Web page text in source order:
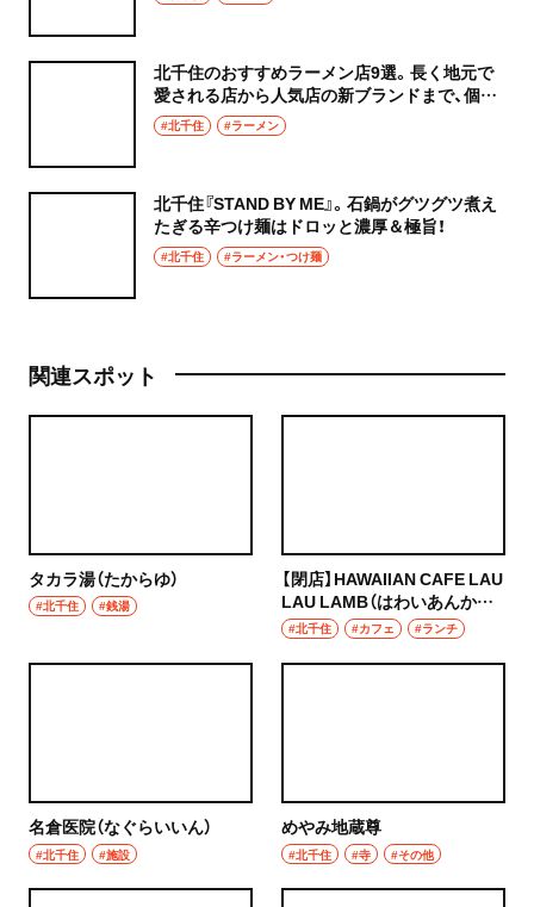
北千住のおすすめラーメン店9選。長く地元で
愛される店から人気店の新ブランドまで、個性
豊かな店が勢揃い！
#北千住 #ラーメン
北千住『STAND BY ME』。石鍋がグツグツ煮え
たぎる辛つけ麺はドロッと濃厚＆極旨！
#北千住 #ラーメン・つけ麺
関連スポット
タカラ湯（たからゆ）
#北千住 #銭湯
【閉店】HAWAIIAN CAFE LAU
LAU LAMB（はわいあんかふ
ぇ らう らう らむ）
#北千住 #カフェ #ランチ
名倉医院（なぐらいいん）
#北千住 #施設
めやみ地蔵尊
#北千住 #寺 #その他